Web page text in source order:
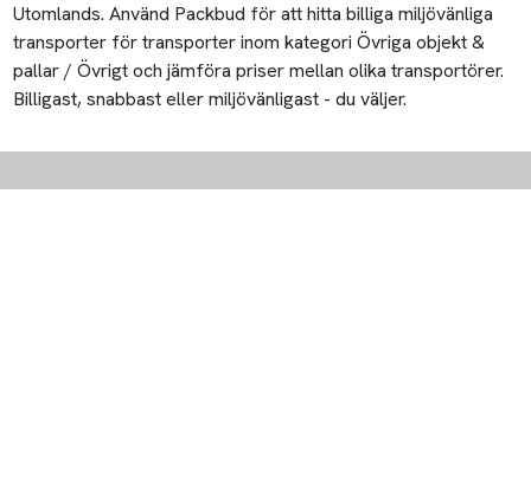
Utomlands. Använd Packbud för att hitta billiga miljövänliga
transporter för transporter inom kategori Övriga objekt &
pallar / Övrigt och jämföra priser mellan olika transportörer.
Billigast, snabbast eller miljövänligast - du väljer.